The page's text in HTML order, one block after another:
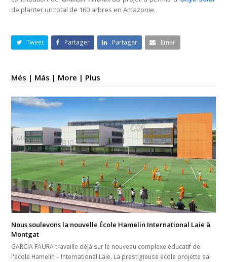
de planter un total de 160 arbres en Amazonie.
Tweet Partager Partager Email
Més | Más | More | Plus
Nous soulevons la nouvelle École Hamelin International Laie à
Montgat
GARCIA FAURA travaille déjà sur le nouveau complexe éducatif de
l'école Hamelin – International Laie. La prestigieuse école projette sa